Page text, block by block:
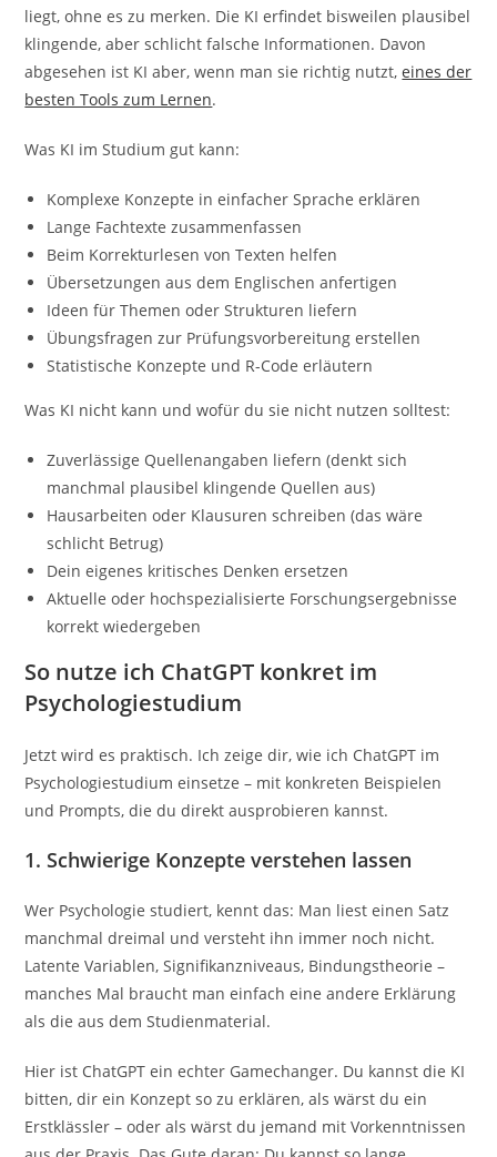
liegt, ohne es zu merken. Die KI erfindet bisweilen plausibel
klingende, aber schlicht falsche Informationen. Davon
abgesehen ist KI aber, wenn man sie richtig nutzt,eines der
besten Tools zum Lernen.
Was KI im Studium gut kann:
Komplexe Konzepte in einfacher Sprache erklären
Lange Fachtexte zusammenfassen
Beim Korrekturlesen von Texten helfen
Übersetzungen aus dem Englischen anfertigen
Ideen für Themen oder Strukturen liefern
Übungsfragen zur Prüfungsvorbereitung erstellen
Statistische Konzepte und R-Code erläutern
Was KI nicht kann und wofür du sie nicht nutzen solltest:
Zuverlässige Quellenangaben liefern (denkt sich
manchmal plausibel klingende Quellen aus)
Hausarbeiten oder Klausuren schreiben (das wäre
schlicht Betrug)
Dein eigenes kritisches Denken ersetzen
Aktuelle oder hochspezialisierte Forschungsergebnisse
korrekt wiedergeben
So nutze ich ChatGPT konkret im
Psychologiestudium
Jetzt wird es praktisch. Ich zeige dir, wie ich ChatGPT im
Psychologiestudium einsetze – mit konkreten Beispielen
und Prompts, die du direkt ausprobieren kannst.
1. Schwierige Konzepte verstehen lassen
Wer Psychologie studiert, kennt das: Man liest einen Satz
manchmal dreimal und versteht ihn immer noch nicht.
Latente Variablen, Signifikanzniveaus, Bindungstheorie –
manches Mal braucht man einfach eine andere Erklärung
als die aus dem Studienmaterial.
Hier ist ChatGPT ein echter Gamechanger. Du kannst die KI
bitten, dir ein Konzept so zu erklären, als wärst du ein
Erstklässler – oder als wärst du jemand mit Vorkenntnissen